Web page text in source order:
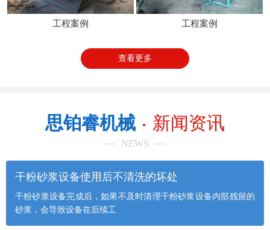
工程案例 工程案例
查看更多
思铂睿机械 新闻资讯
NEWS
干粉砂浆设备使用后不清洗的坏处
干粉砂浆设备完成后，如果不及时清理干粉砂浆设备内部残留的
砂浆，会导致设备在后续工